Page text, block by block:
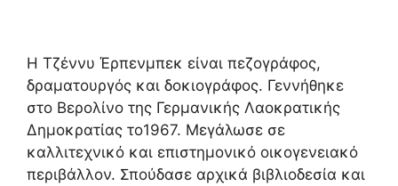
Η Τζέννυ Έρπενμπεκ είναι πεζογράφος,
δραματουργός και δοκιογράφος. Γεννήθηκε
στο Βερολίνο της Γερμανικής Λαοκρατικής
Δημοκρατίας το1967. Μεγάλωσε σε
καλλιτεχνικό και επιστημονικό οικογενειακό
περιβάλλον. Σπούδασε αρχικά βιβλιοδεσία και